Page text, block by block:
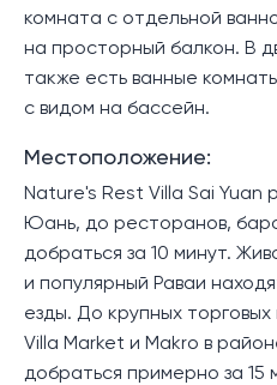
комната с отдельной
на просторный балкон. В
также есть ванные
с видом на бассейн.
Местоположение:
Nature's Rest Villa Sai
Юань, до ресторанов,
добраться за 10 минут.
и популярный Раваи
езды. До крупных
Villa Market и Makro в
добраться примерно за 15